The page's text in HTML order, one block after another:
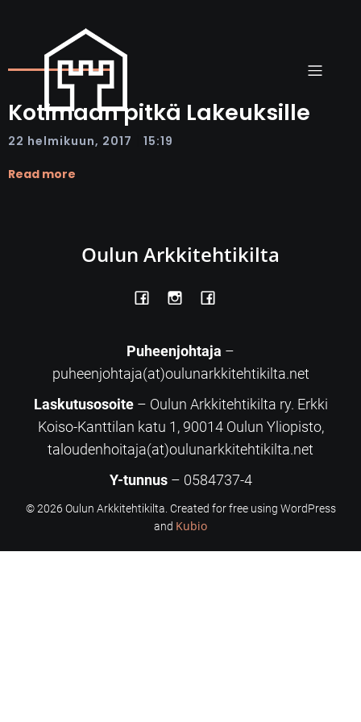
Kotimaan pitkä Lakeuksille
22 helmikuun, 2017 15:19
Read more
Oulun Arkkitehtikilta
Puheenjohtaja –
puheenjohtaja(at)oulunarkkitehtikilta.net
Laskutusosoite– Oulun Arkkitehtikilta ry. Erkki
Koiso-Kanttilan katu 1, 90014 Oulun Yliopisto,
taloudenhoitaja(at)oulunarkkitehtikilta.net
Y-tunnus – 0584737-4
© 2026 Oulun Arkkitehtikilta. Created for free using WordPress
and Kubio